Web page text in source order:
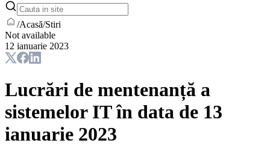
/Acasă/Stiri
Not available
12 ianuarie 2023
Lucrări de mentenanță a
sistemelor IT în data de 13
ianuarie 2023